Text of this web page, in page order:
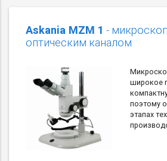
Askania MZM 1 -
оптическим каналом
широкое
поэтому
этапах